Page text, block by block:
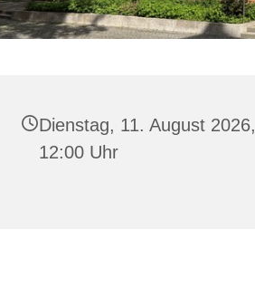
Dienstag, 11. August 2026,
12:00 Uhr